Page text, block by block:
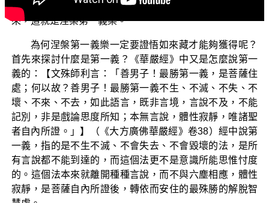
現前實證的如來藏。所以能夠住於解脫的法樂中而安隱下
來，這就是涅槃第一義樂。
為何涅槃第一義樂一定要證悟如來藏才能夠獲得呢？
首先來探討什麼是第一義？《華嚴經》中又是怎麼說第一
義的：【文殊師利言：「善男子！最勝第一義，是菩薩住
處；何以故？善男子！最勝第一義不生、不滅、不失、不
壞、不來、不去，如此語言，既非言境，言說不及，不能
記別，非是戲論思度所知；本無言說，體性寂靜，唯諸聖
者自內所證。」】（《大方廣佛華嚴經》卷38）經中說第
一義，指的是不生不滅、不會失去、不會毀壞的法，是所
有言說都不能到達的，而這個法更不是意識所能思惟忖度
的。這個法本來就離開種種言說，而不與六塵相應，體性
寂靜，是菩薩自內所證後，轉依而安住的最殊勝的解脫智